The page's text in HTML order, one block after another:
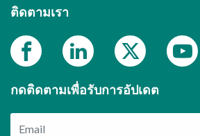
ติดตามเรา
กดติดตามเพื่อรับการอัปเดต